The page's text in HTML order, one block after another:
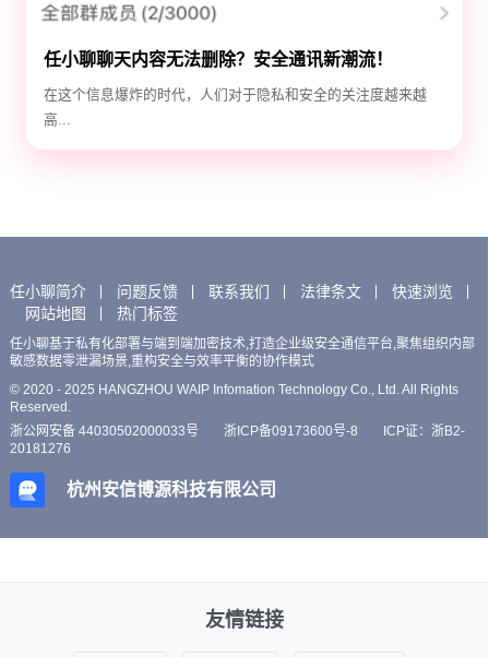
任小聊聊天内容无法删除？安全通讯新潮流！
在这个信息爆炸的时代，人们对于隐私和安全的关注度越来越
高...
任小聊简介 问题反馈 联系我们 法律条文
快速浏览
网站地图
热门标签
任小聊基于私有化部署与端到端加密技术,打造企业级安全通信平台,聚焦组织内部
敏感数据零泄漏场景,重构安全与效率平衡的协作模式
© 2020 - 2025 HANGZHOU WAIP Infomation Technology Co., Ltd. All Rights
Reserved.
浙公网安备 44030502000033号
浙ICP备09173600号-8
ICP证：浙B2-
20181276
杭州安信博源科技有限公司
友情链接